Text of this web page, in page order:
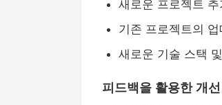
새로운 프로젝트 추
기존 프로젝트의
새로운 기술 스택
피드백을 활용한 개선